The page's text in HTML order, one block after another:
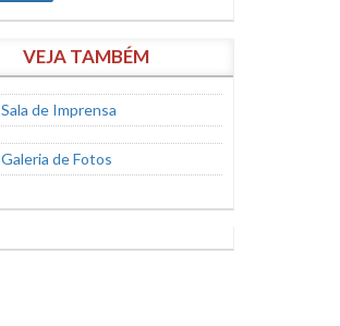
VEJA TAMBÉM
Sala de Imprensa
Galeria de Fotos